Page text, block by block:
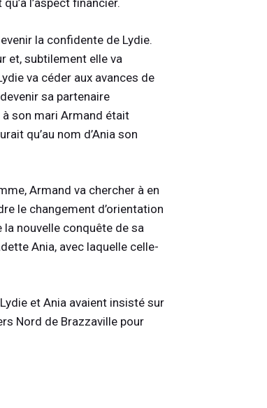
l’aspect financier.
la confidente de Lydie.
et, subtilement elle va
va céder aux avances de
sa partenaire
son mari Armand était
qu’au nom d’Ania son
Armand va chercher à en
le changement d’orientation
la nouvelle conquête de sa
Ania, avec laquelle celle-
et Ania avaient insisté sur
Nord de Brazzaville pour